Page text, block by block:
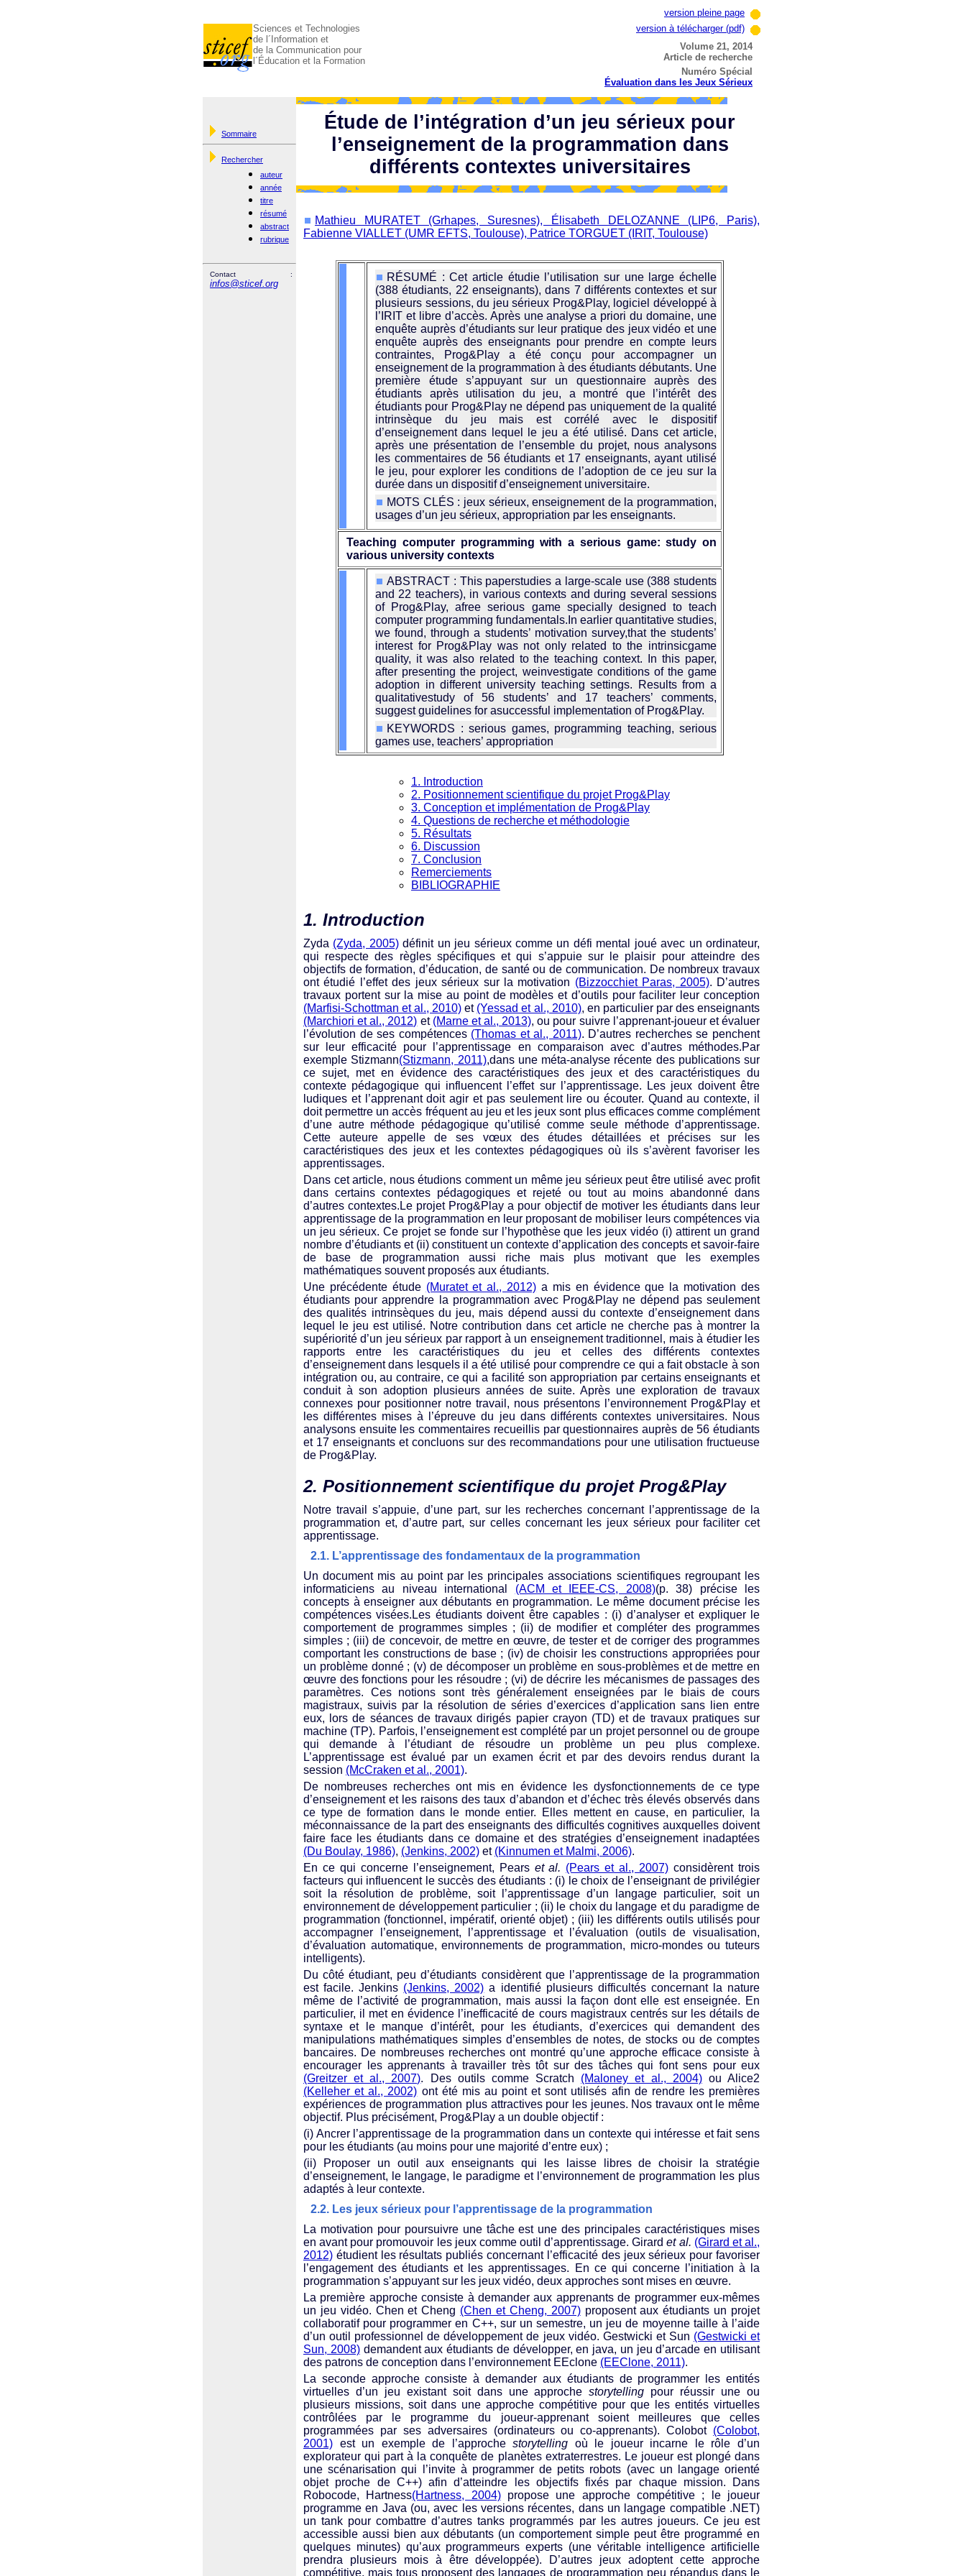
Sciences et Technologies
de l´Information et
de la Communication pour
l´Éducation et la Formation
version pleine page
version à télécharger (pdf)
Volume 21, 2014
Article de recherche
Numéro Spécial
Évaluation dans les Jeux Sérieux
Sommaire
Rechercher
auteur
année
titre
résumé
abstract
rubrique
Contact :
infos@sticef.org
Étude de l’intégration d’un jeu sérieux pour
l’enseignement de la programmation dans
différents contextes universitaires
Mathieu MURATET (Grhapes, Suresnes), Élisabeth DELOZANNE (LIP6, Paris),
Fabienne VIALLET (UMR EFTS, Toulouse), Patrice TORGUET (IRIT, Toulouse)
RÉSUMÉ : Cet article étudie l’utilisation sur une large échelle
(388 étudiants, 22 enseignants), dans 7 différents contextes et sur
plusieurs sessions, du jeu sérieux Prog&Play, logiciel développé à
l’IRIT et libre d’accès. Après une analyse a priori du domaine, une
enquête auprès d’étudiants sur leur pratique des jeux vidéo et une
enquête auprès des enseignants pour prendre en compte leurs
contraintes, Prog&Play a été conçu pour accompagner un
enseignement de la programmation à des étudiants débutants. Une
première étude s’appuyant sur un questionnaire auprès des
étudiants après utilisation du jeu, a montré que l’intérêt des
étudiants pour Prog&Play ne dépend pas uniquement de la qualité
intrinsèque du jeu mais est corrélé avec le dispositif
d’enseignement dans lequel le jeu a été utilisé. Dans cet article,
après une présentation de l’ensemble du projet, nous analysons
les commentaires de 56 étudiants et 17 enseignants, ayant utilisé
le jeu, pour explorer les conditions de l’adoption de ce jeu sur la
durée dans un dispositif d’enseignement universitaire.
MOTS CLÉS : jeux sérieux, enseignement de la programmation,
usages d’un jeu sérieux, appropriation par les enseignants.
Teaching computer programming with a serious game: study on
various university contexts
ABSTRACT : This paperstudies a large-scale use (388 students
and 22 teachers), in various contexts and during several sessions
of Prog&Play, afree serious game specially designed to teach
computer programming fundamentals.In earlier quantitative studies,
we found, through a students’ motivation survey,that the students’
interest for Prog&Play was not only related to the intrinsicgame
quality, it was also related to the teaching context. In this paper,
after presenting the project, weinvestigate conditions of the game
adoption in different university teaching settings. Results from a
qualitativestudy of 56 students’ and 17 teachers’ comments,
suggest guidelines for asuccessful implementation of Prog&Play.
KEYWORDS : serious games, programming teaching, serious
games use, teachers’ appropriation
1. Introduction
2. Positionnement scientifique du projet Prog&Play
3. Conception et implémentation de Prog&Play
4. Questions de recherche et méthodologie
5. Résultats
6. Discussion
7. Conclusion
Remerciements
BIBLIOGRAPHIE
1. Introduction
Zyda (Zyda, 2005)définit un jeu sérieux comme un défi mental joué avec un ordinateur,
qui respecte des règles spécifiques et qui s’appuie sur le plaisir pour atteindre des
objectifs de formation, d’éducation, de santé ou de communication. De nombreux travaux
ont étudié l’effet des jeux sérieux sur la motivation (Bizzocchiet Paras, 2005). D’autres
travaux portent sur la mise au point de modèles et d’outils pour faciliter leur conception
(Marfisi-Schottman et al., 2010) et (Yessad et al., 2010), en particulier par des enseignants
(Marchiori et al., 2012) et (Marne et al., 2013), ou pour suivre l’apprenant-joueur et évaluer
l’évolution de ses compétences (Thomas et al., 2011). D’autres recherches se penchent
sur leur efficacité pour l’apprentissage en comparaison avec d’autres méthodes.Par
exemple Stizmann(Stizmann, 2011),dans une méta-analyse récente des publications sur
ce sujet, met en évidence des caractéristiques des jeux et des caractéristiques du
contexte pédagogique qui influencent l’effet sur l’apprentissage. Les jeux doivent être
ludiques et l’apprenant doit agir et pas seulement lire ou écouter. Quand au contexte, il
doit permettre un accès fréquent au jeu et les jeux sont plus efficaces comme complément
d’une autre méthode pédagogique qu’utilisé comme seule méthode d’apprentissage.
Cette auteure appelle de ses vœux des études détaillées et précises sur les
caractéristiques des jeux et les contextes pédagogiques où ils s’avèrent favoriser les
apprentissages.
Dans cet article, nous étudions comment un même jeu sérieux peut être utilisé avec profit
dans certains contextes pédagogiques et rejeté ou tout au moins abandonné dans
d’autres contextes.Le projet Prog&Play a pour objectif de motiver les étudiants dans leur
apprentissage de la programmation en leur proposant de mobiliser leurs compétences via
un jeu sérieux. Ce projet se fonde sur l’hypothèse que les jeux vidéo (i) attirent un grand
nombre d’étudiants et (ii) constituent un contexte d’application des concepts et savoir-faire
de base de programmation aussi riche mais plus motivant que les exemples
mathématiques souvent proposés aux étudiants.
Une précédente étude (Muratet et al., 2012) a mis en évidence que la motivation des
étudiants pour apprendre la programmation avec Prog&Play ne dépend pas seulement
des qualités intrinsèques du jeu, mais dépend aussi du contexte d’enseignement dans
lequel le jeu est utilisé. Notre contribution dans cet article ne cherche pas à montrer la
supériorité d’un jeu sérieux par rapport à un enseignement traditionnel, mais à étudier les
rapports entre les caractéristiques du jeu et celles des différents contextes
d’enseignement dans lesquels il a été utilisé pour comprendre ce qui a fait obstacle à son
intégration ou, au contraire, ce qui a facilité son appropriation par certains enseignants et
conduit à son adoption plusieurs années de suite. Après une exploration de travaux
connexes pour positionner notre travail, nous présentons l’environnement Prog&Play et
les différentes mises à l’épreuve du jeu dans différents contextes universitaires. Nous
analysons ensuite les commentaires recueillis par questionnaires auprès de 56 étudiants
et 17 enseignants et concluons sur des recommandations pour une utilisation fructueuse
de Prog&Play.
2. Positionnement scientifique du projet Prog&Play
Notre travail s’appuie, d’une part, sur les recherches concernant l’apprentissage de la
programmation et, d’autre part, sur celles concernant les jeux sérieux pour faciliter cet
apprentissage.
2.1. L’apprentissage des fondamentaux de la programmation
Un document mis au point par les principales associations scientifiques regroupant les
informaticiens au niveau international (ACM et IEEE-CS, 2008)(p. 38) précise les
concepts à enseigner aux débutants en programmation. Le même document précise les
compétences visées.Les étudiants doivent être capables : (i) d’analyser et expliquer le
comportement de programmes simples ; (ii) de modifier et compléter des programmes
simples ; (iii) de concevoir, de mettre en œuvre, de tester et de corriger des programmes
comportant les constructions de base ; (iv) de choisir les constructions appropriées pour
un problème donné ; (v) de décomposer un problème en sous-problèmes et de mettre en
œuvre des fonctions pour les résoudre ; (vi) de décrire les mécanismes de passages des
paramètres. Ces notions sont très généralement enseignées par le biais de cours
magistraux, suivis par la résolution de séries d’exercices d’application sans lien entre
eux, lors de séances de travaux dirigés papier crayon (TD) et de travaux pratiques sur
machine (TP). Parfois, l’enseignement est complété par un projet personnel ou de groupe
qui demande à l’étudiant de résoudre un problème un peu plus complexe.
L’apprentissage est évalué par un examen écrit et par des devoirs rendus durant la
session (McCraken et al., 2001).
De nombreuses recherches ont mis en évidence les dysfonctionnements de ce type
d’enseignement et les raisons des taux d’abandon et d’échec très élevés observés dans
ce type de formation dans le monde entier. Elles mettent en cause, en particulier, la
méconnaissance de la part des enseignants des difficultés cognitives auxquelles doivent
faire face les étudiants dans ce domaine et des stratégies d’enseignement inadaptées
(Du Boulay, 1986), (Jenkins, 2002) et (Kinnumen et Malmi, 2006).
En ce qui concerne l’enseignement, Pears et al. (Pears et al., 2007) considèrent trois
facteurs qui influencent le succès des étudiants : (i) le choix de l’enseignant de privilégier
soit la résolution de problème, soit l’apprentissage d’un langage particulier, soit un
environnement de développement particulier ; (ii) le choix du langage et du paradigme de
programmation (fonctionnel, impératif, orienté objet) ; (iii) les différents outils utilisés pour
accompagner l’enseignement, l’apprentissage et l’évaluation (outils de visualisation,
d’évaluation automatique, environnements de programmation, micro-mondes ou tuteurs
intelligents).
Du côté étudiant, peu d’étudiants considèrent que l’apprentissage de la programmation
est facile. Jenkins (Jenkins, 2002) a identifié plusieurs difficultés concernant la nature
même de l’activité de programmation, mais aussi la façon dont elle est enseignée. En
particulier, il met en évidence l’inefficacité de cours magistraux centrés sur les détails de
syntaxe et le manque d’intérêt, pour les étudiants, d’exercices qui demandent des
manipulations mathématiques simples d’ensembles de notes, de stocks ou de comptes
bancaires. De nombreuses recherches ont montré qu’une approche efficace consiste à
encourager les apprenants à travailler très tôt sur des tâches qui font sens pour eux
(Greitzer et al., 2007). Des outils comme Scratch (Maloney et al., 2004)ou Alice2
(Kelleher et al., 2002) ont été mis au point et sont utilisés afin de rendre les premières
expériences de programmation plus attractives pour les jeunes. Nos travaux ont le même
objectif. Plus précisément, Prog&Play a un double objectif :
(i) Ancrer l’apprentissage de la programmation dans un contexte qui intéresse et fait sens
pour les étudiants (au moins pour une majorité d’entre eux) ;
(ii) Proposer un outil aux enseignants qui les laisse libres de choisir la stratégie
d’enseignement, le langage, le paradigme et l’environnement de programmation les plus
adaptés à leur contexte.
2.2. Les jeux sérieux pour l’apprentissage de la programmation
La motivation pour poursuivre une tâche est une des principales caractéristiques mises
en avant pour promouvoir les jeux comme outil d’apprentissage. Girardet al. (Girard et al.,
2012) étudient les résultats publiés concernant l’efficacité des jeux sérieux pour favoriser
l’engagement des étudiants et les apprentissages. En ce qui concerne l’initiation à la
programmation s’appuyant sur les jeux vidéo, deux approches sont mises en œuvre.
La première approche consiste à demander aux apprenants de programmer eux-mêmes
un jeu vidéo. Chen et Cheng (Chen et Cheng, 2007)proposent aux étudiants un projet
collaboratif pour programmer en C++, sur un semestre, un jeu de moyenne taille à l’aide
d’un outil professionnel de développement de jeux vidéo. Gestwicki et Sun (Gestwicki et
Sun, 2008)demandent aux étudiants de développer, en java, un jeu d’arcade en utilisant
des patrons de conception dans l’environnement EEclone (EEClone, 2011).
La seconde approche consiste à demander aux étudiants de programmer les entités
virtuelles d’un jeu existant soit dans une approchestorytelling pour réussir une ou
plusieurs missions, soit dans une approche compétitive pour que les entités virtuelles
contrôlées par le programme du joueur-apprenant soient meilleures que celles
programmées par ses adversaires (ordinateurs ou co-apprenants). Colobot (Colobot,
2001) est un exemple de l’approchestorytelling où le joueur incarne le rôle d’un
explorateur qui part à la conquête de planètes extraterrestres. Le joueur est plongé dans
une scénarisation qui l’invite à programmer de petits robots (avec un langage orienté
objet proche de C++) afin d’atteindre les objectifs fixés par chaque mission. Dans
Robocode, Hartness(Hartness, 2004)propose une approche compétitive ; le joueur
programme en Java (ou, avec les versions récentes, dans un langage compatible .NET)
un tank pour combattre d’autres tanks programmés par les autres joueurs. Ce jeu est
accessible aussi bien aux débutants (un comportement simple peut être programmé en
quelques minutes) qu’aux programmeurs experts (une véritable intelligence artificielle
prendra plusieurs mois à être développée). D’autres jeux adoptent cette approche
compétitive, mais tous proposent des langages de programmation peu répandus dans le